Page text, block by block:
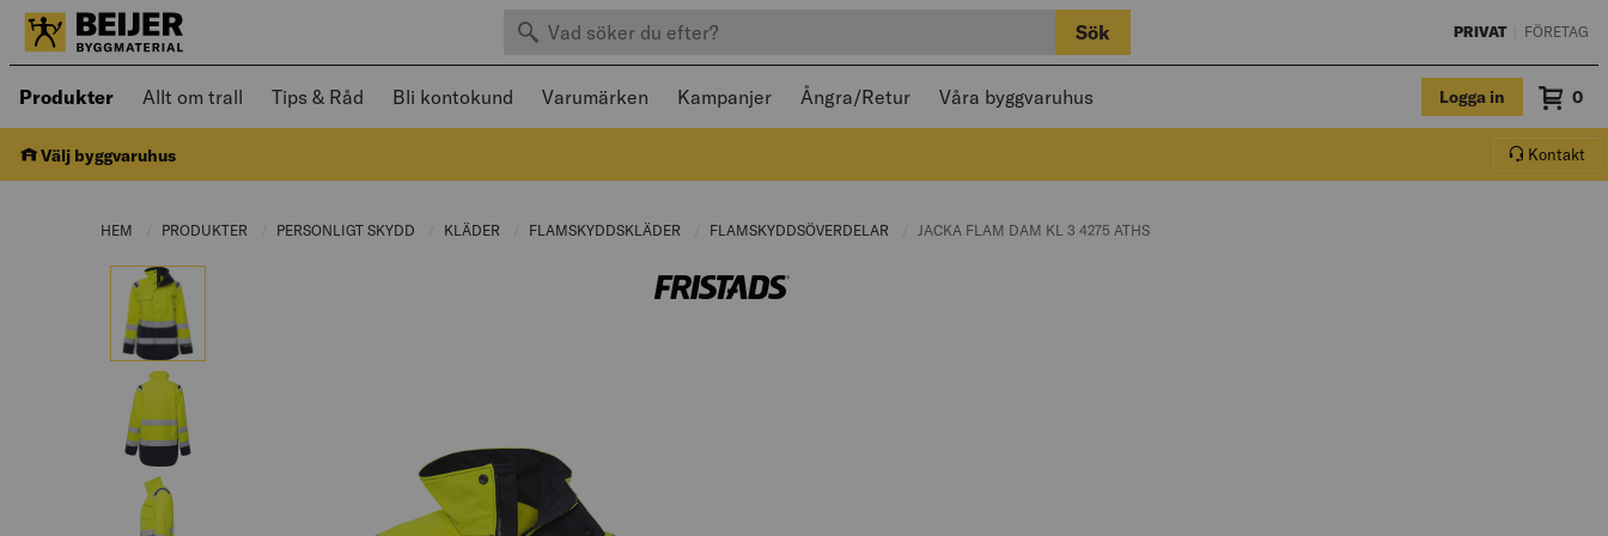
Sök efter produkter Sök PRIVAT FÖRETAG
Produkter Öppnad meny kan navigeras med piltangenter och stängas med Escape
Allt om trall Tips & Råd Bli kontokund Varumärken Kampanjer Ångra/Retur Våra byggvaruhus Logga in 0
Välj byggvaruhus Kontakt
HEM PRODUKTER CURRENT PAGE:
PERSONLIGT SKYDD CURRENT PAGE:
KLÄDER CURRENT PAGE:
FLAMSKYDDSKLÄDER CURRENT PAGE:
FLAMSKYDDSÖVERDELAR CURRENT PAGE:
CURRENT PAGE:
JACKA FLAM DAM KL 3 4275 ATHS